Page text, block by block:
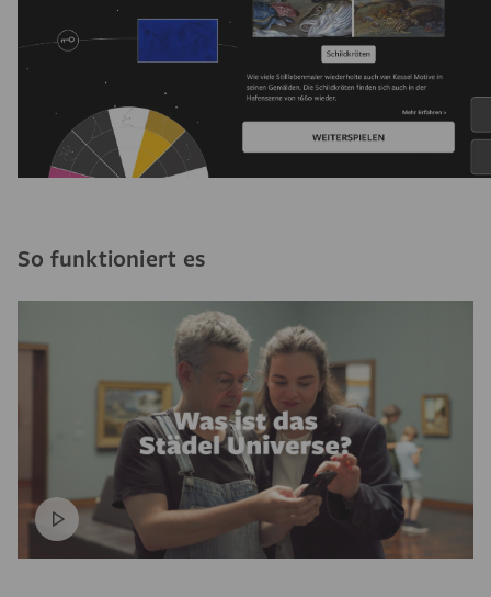
So funktioniert es